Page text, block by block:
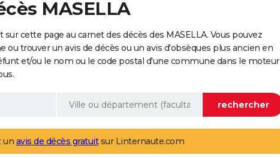
MASELLA
cette page au carnet des décès des MASELLA. Vous pouvez
ou trouver un avis de décès ou un avis d'obsèques plus ancien en
et/ou le nom ou le code postal d'une commune dans le moteur
un avis de décès gratuitsur Linternaute.com